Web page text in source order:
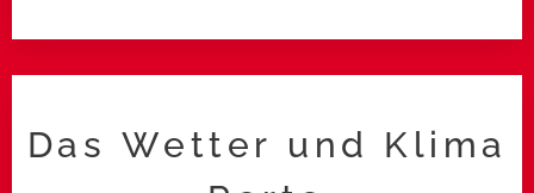
Das Wetter und Klima